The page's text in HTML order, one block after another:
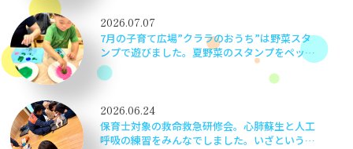
2026.07.07
7月の子育て広場”クララのおうち”は野菜スタ
ンプで遊びました。夏野菜のスタンプをペッタ
ン！ペッタン！かわいい作品ができました♬
2026.06.24
保育士対象の救命救急研修会。心肺蘇生と人工
呼吸の練習をみんなでしました。いざというと